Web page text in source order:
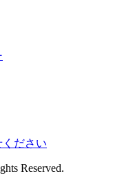
ださい
Reserved.